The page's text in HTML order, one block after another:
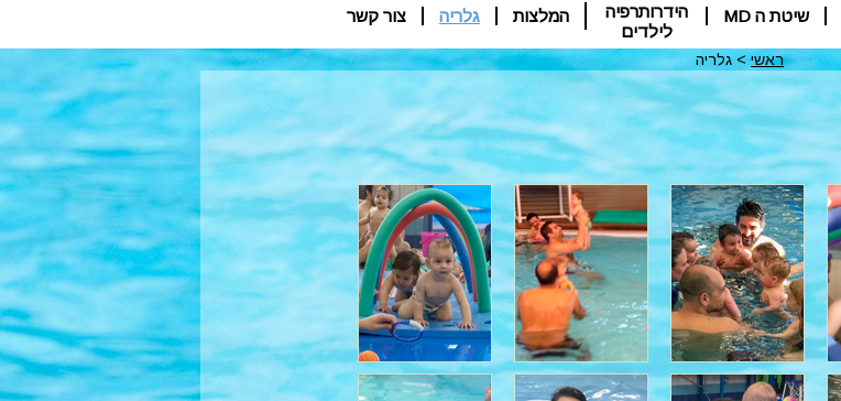
שיטת ה MD
הידרותרפיה
לילדים
המלצות גלריה צור קשר
ראשי > גלריה